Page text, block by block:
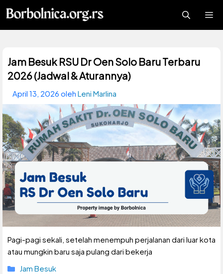
Langsung
ke
isi
Jam Besuk RSU Dr Oen Solo Baru Terbaru
2026 (Jadwal & Aturannya)
April 13, 2026 oleh Leni Marlina
Pagi-pagi sekali, setelah menempuh perjalanan dari luar kota
atau mungkin baru saja pulang dari bekerja
Kategori
Jam Besuk